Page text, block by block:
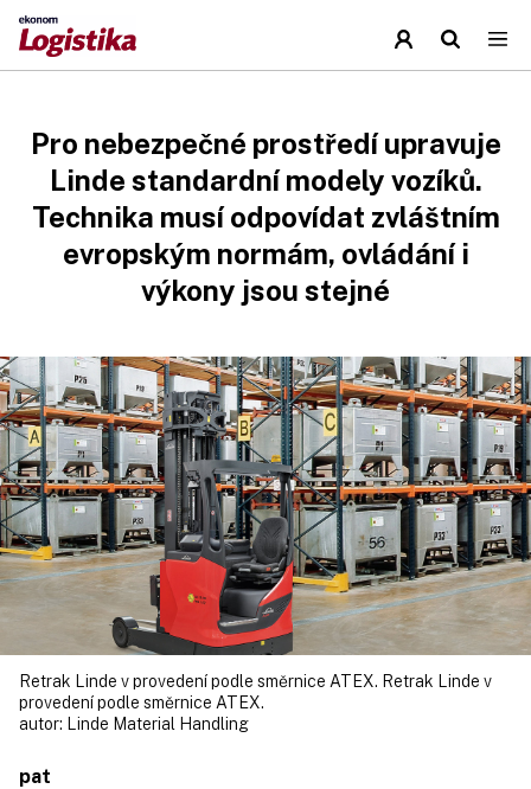
Pro nebezpečné prostředí upravuje
Linde standardní modely vozíků.
Technika musí odpovídat zvláštním
evropským normám, ovládání i
výkony jsou stejné
Retrak Linde v provedení podle směrnice ATEX. Retrak Linde v
provedení podle směrnice ATEX.
autor:
Linde Material Handling
pat